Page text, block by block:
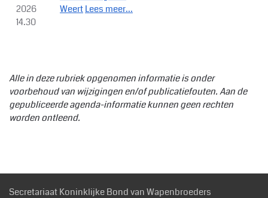
2026
14.30
WeertLees meer...
Alle in deze rubriek opgenomen informatie is onder
voorbehoud van wijzigingen en/of publicatiefouten. Aan de
gepubliceerde agenda-informatie kunnen geen rechten
worden ontleend.
Secretariaat Koninklijke Bond van Wapenbroeders